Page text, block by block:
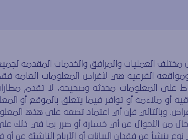
العمليات والمرافق والخدمات المقدمة
الفرعية هي لأغراض المعلومات العامة
على المعلومات محدثة وصحيحة، لا تقدم
أو ملاءمة أو توافر فيما يتعلق بالموقع أو
وبالتالي فإن أي اعتماد تضعه على هذه
الأحوال عن أي خسارة أو ضرر بما في ذلك على
ينشأ عن فقدان البيانات أو الأرباح الناشئة عن